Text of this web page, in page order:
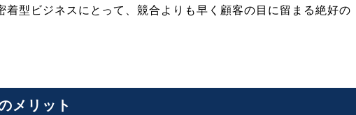
着型ビジネスにとって、競合よりも早く顧客の目に留まる絶好の
メリット